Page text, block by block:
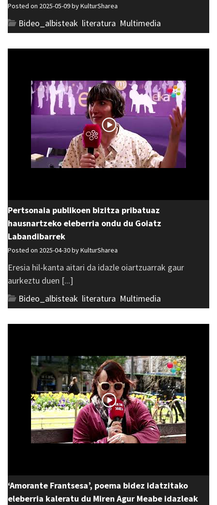
Posted on 2025-05-09 byKulturSharea
Bideo_albisteak literatura Multimedia
Pertsonaia publikoen bizitza pribatuaz
hausnartzeko eleberria ondu du Goiatz
Labandibarrek
Posted on 2025-04-30 byKulturSharea
Eresia hil-kanta aitari da idazle oiartzuarrak gaur
aurkeztu duen [...]
Bideo_albisteak literatura Multimedia
‘Amorante Frantsesa’, poema bidez idatzitako
eleberria kaleratu du Miren Agur Meabe idazleak